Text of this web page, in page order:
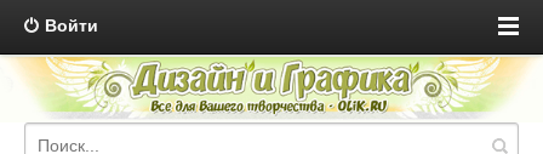
Войти